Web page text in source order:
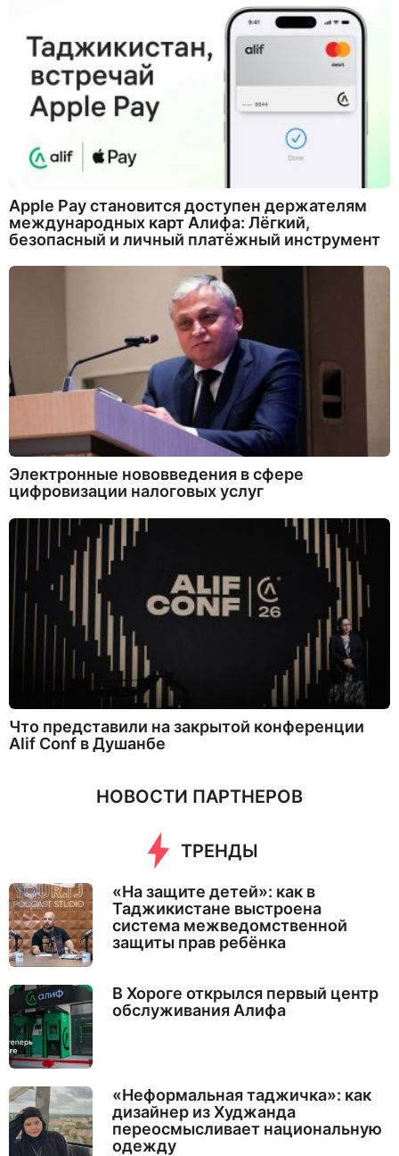
Apple Pay становится доступен держателям
международных карт Алифа: Лёгкий,
безопасный и личный платёжный инструмент
Электронные нововведения в сфере
цифровизации налоговых услуг
Что представили на закрытой конференции
Alif Conf в Душанбе
НОВОСТИ ПАРТНЕРОВ
ТРЕНДЫ
«На защите детей»: как в
Таджикистане выстроена
система межведомственной
защиты прав ребёнка
В Хороге открылся первый центр
обслуживания Алифа
«Неформальная таджичка»: как
дизайнер из Худжанда
переосмысливает национальную
одежду